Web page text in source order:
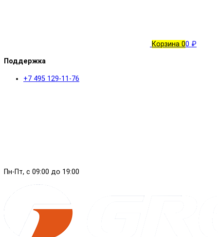
Корзина 00 ₽
Поддержка
+7 495 129-11-76
Пн-Пт, с 09:00 до 19:00